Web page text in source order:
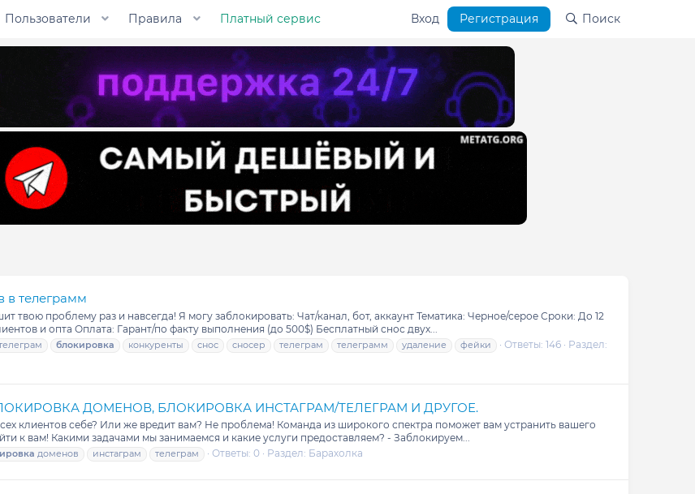
Пользователи Правила Платный сервис Вход Регистрация Поиск
в телеграмм
твою проблему раз и навсегда! Я могу заблокировать: Чат/канал, бот, аккаунт Тематика: Черное/серое Сроки: До 12
и опта Оплата: Гарант/по факту выполнения (до 500$) Бесплатный снос двух...
блокировка конкуренты снос сносер телеграм телеграмм удаление фейки Ответы: 146
Раздел:
ДОМЕНОВ, БЛОКИРОВКА ИНСТАГРАМ/ТЕЛЕГРАМ И ДРУГОЕ.
клиентов себе? Или же вредит вам? Не проблема! Команда из широкого спектра поможет вам устранить вашего
к вам! Какими задачами мы занимаемся и какие услуги предоставляем? - Заблокируем...
доменов инстаграм телеграм Ответы: 0 Раздел: Барахолка